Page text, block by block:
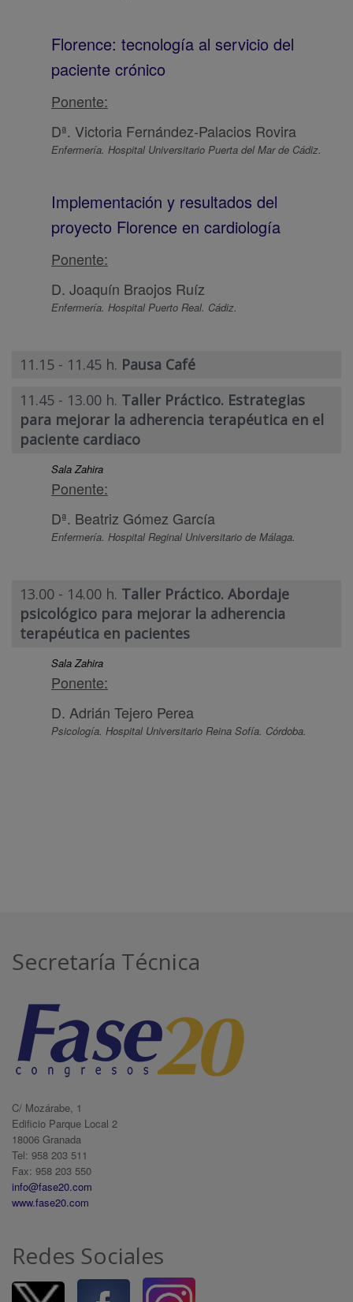
Florence: tecnología al servicio del
paciente crónico
Ponente:
Dª. Victoria Fernández-Palacios Rovira
Enfermería. Hospital Universitario Puerta del Mar de Cádiz.
Implementación y resultados del
proyecto Florence en cardiología
Ponente:
D. Joaquín Braojos Ruíz
Enfermería. Hospital Puerto Real. Cádiz.
11.15 - 11.45 h. Pausa Café
11.45 - 13.00 h. Taller Práctico. Estrategias
para mejorar la adherencia terapéutica en el
paciente cardiaco
Sala Zahira
Ponente:
Dª. Beatriz Gómez García
Enfermería. Hospital Reginal Universitario de Málaga.
13.00 - 14.00 h. Taller Práctico. Abordaje
psicológico para mejorar la adherencia
terapéutica en pacientes
Sala Zahira
Ponente:
D. Adrián Tejero Perea
Psicología. Hospital Universitario Reina Sofía. Córdoba.
Secretaría Técnica
C/ Mozárabe, 1
Edificio Parque Local 2
18006 Granada
Tel: 958 203 511
Fax: 958 203 550
info@fase20.com
www.fase20.com
Redes Sociales